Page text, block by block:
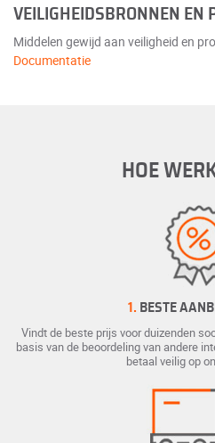
VEILIGHEIDSBRONNEN EN
Middelen gewijd aan veiligheid en
Documentatie
HOE
1. BESTE
Vindt de beste prijs voor duizenden
basis van de beoordeling van andere
betaal veilig op